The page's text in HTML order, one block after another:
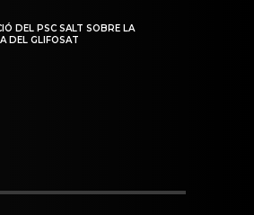
DEL PSC SALT SOBRE LA
DEL GLIFOSAT